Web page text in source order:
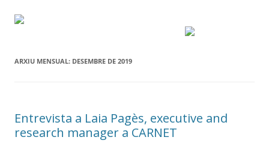
ARXIU MENSUAL: DESEMBRE DE 2019
Entrevista a Laia Pagès, executive and
research manager a CARNET